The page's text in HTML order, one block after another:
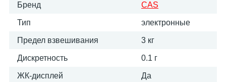
Бренд CAS
Тип электронные
Предел взвешивания 3 кг
Дискретность 0.1 г
ЖК-дисплей Да